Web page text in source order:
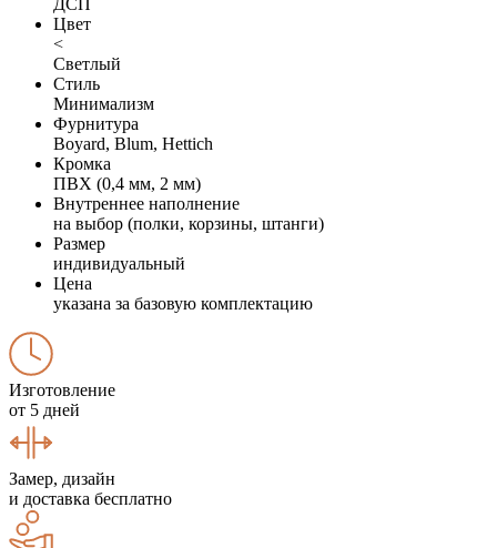
Цвет
<
Светлый
Стиль
Минимализм
Фурнитура
Boyard, Blum, Hettich
Кромка
ПВХ (0,4 мм, 2 мм)
Внутреннее наполнение
на выбор (полки, корзины, штанги)
Размер
индивидуальный
Цена
указана за базовую комплектацию
Изготовление
от 5 дней
Замер, дизайн
и доставка бесплатно